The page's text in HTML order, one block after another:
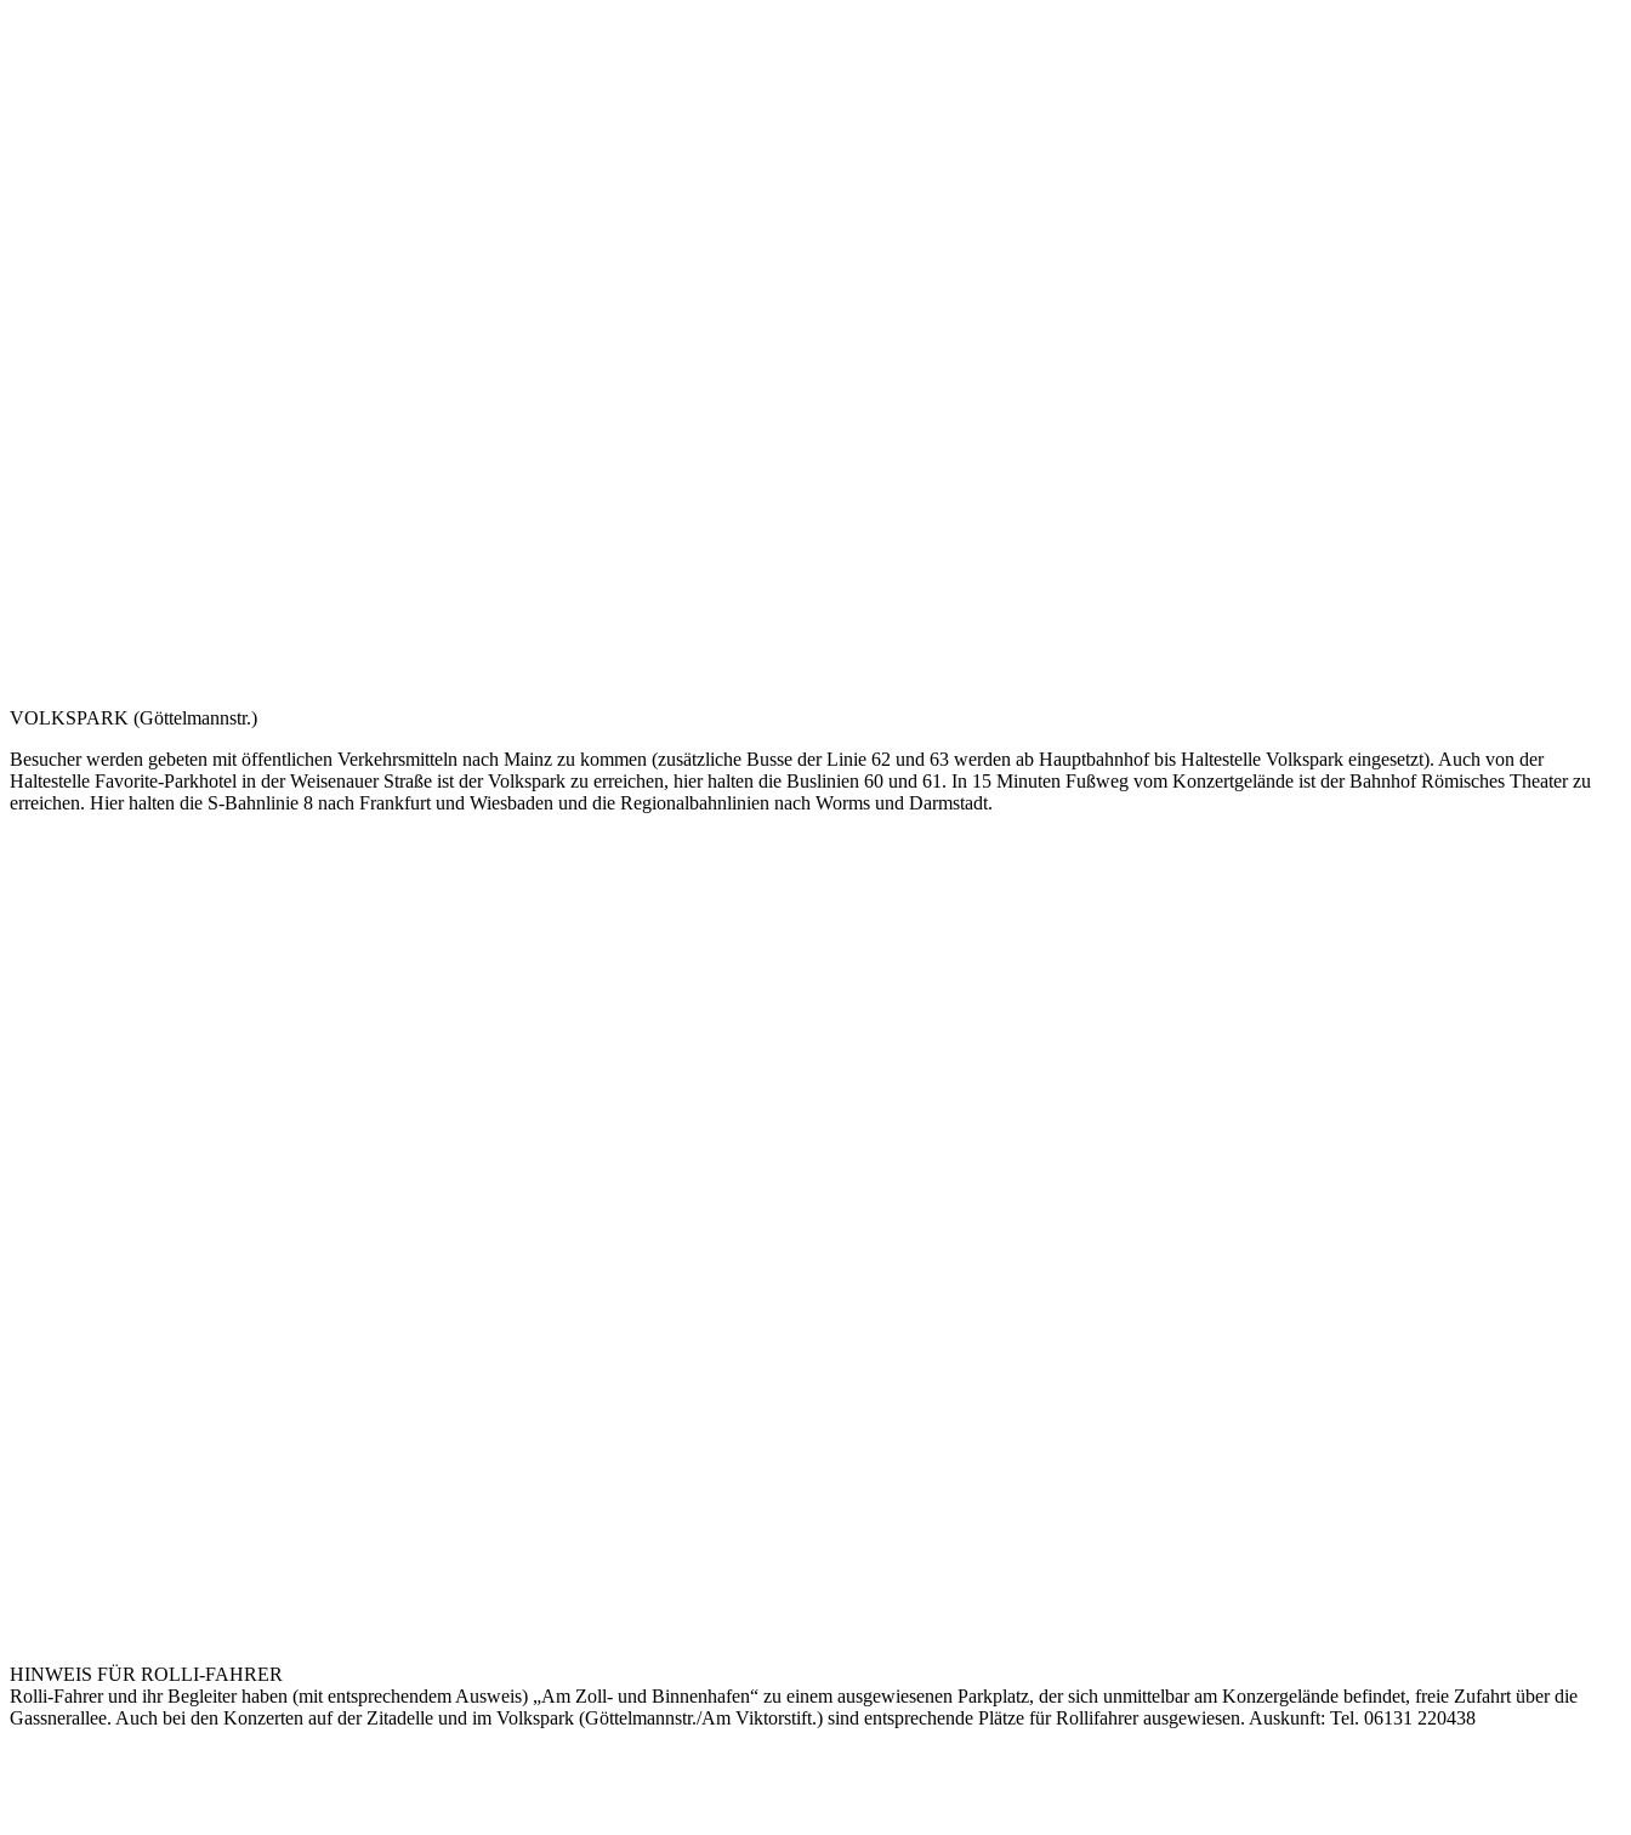
VOLKSPARK (Göttelmannstr.)
Besucher werden gebeten mit öffentlichen Verkehrsmitteln nach Mainz zu kommen (zusätzliche Busse der Linie 62 und 63 werden ab Hauptbahnhof bis Haltestelle Volkspark eingesetzt). Auch von der
Haltestelle Favorite-Parkhotel in der Weisenauer Straße ist der Volkspark zu erreichen, hier halten die Buslinien 60 und 61. In 15 Minuten Fußweg vom Konzertgelände ist der Bahnhof Römisches Theater zu
erreichen. Hier halten die S-Bahnlinie 8 nach Frankfurt und Wiesbaden und die Regionalbahnlinien nach Worms und Darmstadt.
HINWEIS FÜR ROLLI-FAHRER
Rolli-Fahrer und ihr Begleiter haben (mit entsprechendem Ausweis) „Am Zoll- und Binnenhafen“ zu einem ausgewiesenen Parkplatz, der sich unmittelbar am Konzergelände befindet, freie Zufahrt über die
Gassnerallee. Auch bei den Konzerten auf der Zitadelle und im Volkspark (Göttelmannstr./Am Viktorstift.) sind entsprechende Plätze für Rollifahrer ausgewiesen. Auskunft: Tel. 06131 220438